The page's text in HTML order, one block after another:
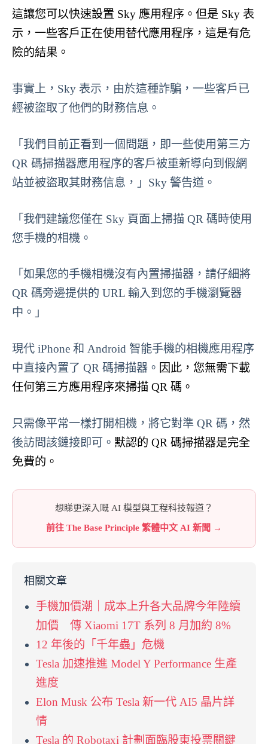
這讓您可以快速設置 Sky 應用程序。 但是 Sky 表
示，一些客戶正在使用替代應用程序，這是有危
險的結果。
事實上，Sky 表示，由於這種詐騙，一些客戶已
經被盜取了他們的財務信息。
「我們目前正看到一個問題，即一些使用第三方
QR 碼掃描器應用程序的客戶被重新導向到假網
站並被盜取其財務信息，」Sky 警告道。
「我們建議您僅在 Sky 頁面上掃描 QR 碼時使用
您手機的相機。
「如果您的手機相機沒有內置掃描器，請仔細將
QR 碼旁邊提供的 URL 輸入到您的手機瀏覽器
中。」
現代 iPhone 和 Android 智能手機的相機應用程序
中直接內置了 QR 碼掃描器。 因此，您無需下載
任何第三方應用程序來掃描 QR 碼。
只需像平常一樣打開相機，將它對準 QR 碼，然
後訪問該鏈接即可。 默認的 QR 碼掃描器是完全
免費的。
想睇更深入嘅 AI 模型與工程科技報道？
前往 The Base Principle 繁體中文 AI 新聞 →
相關文章
手機加價潮｜成本上升各大品牌今年陸續
加價 傳 Xiaomi 17T 系列 8 月加約 8%
12 年後的「千年蟲」危機
Tesla 加速推進 Model Y Performance 生產
進度
Elon Musk 公布 Tesla 新一代 AI5 晶片詳
情
Tesla 的 Robotaxi 計劃面臨股東投票關鍵